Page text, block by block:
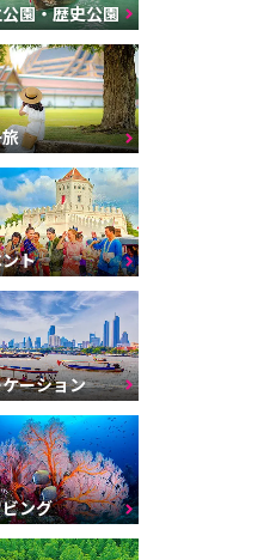
園・歴史公園
ト
ーション
ング